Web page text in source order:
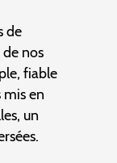
de
nos
fiable
mis en
un